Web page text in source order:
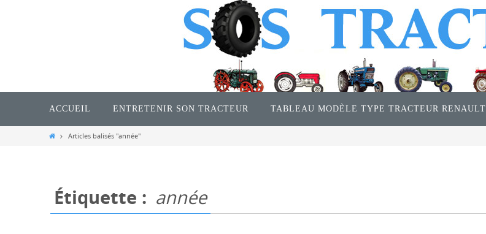
ACCUEIL ENTRETENIR SON TRACTEUR TABLEAU MODÈLE TYPE TRACTEUR RENAULT
HomeArticles balisés "année"
Étiquette : année